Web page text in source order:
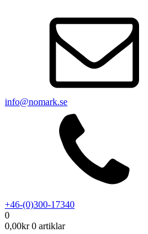
info@nomark.se
+46-(0)300-17340
0
0,00kr 0 artiklar